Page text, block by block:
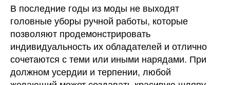
В последние годы из моды не выходят
головные уборы ручной работы, которые
позволяют продемонстрировать
индивидуальность их обладателей и отлично
сочетаются с теми или иными нарядами. При
должном усердии и терпении, любой